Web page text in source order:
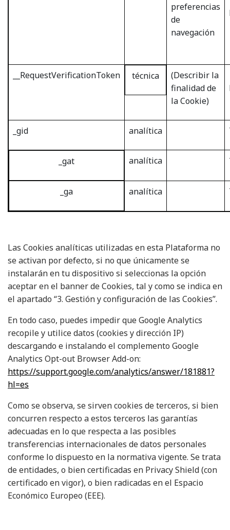
preferencias
de
navegación
__RequestVerificationToken técnica
(Describir la
finalidad de
la Cookie)
_gid analítica
_gat analítica
_ga analítica
Las Cookies analíticas utilizadas en esta Plataforma no
se activan por defecto, si no que únicamente se
instalarán en tu dispositivo si seleccionas la opción
aceptar en el banner de Cookies, tal y como se indica en
el apartado “3. Gestión y configuración de las Cookies”.
En todo caso, puedes impedir que Google Analytics
recopile y utilice datos (cookies y dirección IP)
descargando e instalando el complemento Google
Analytics Opt-out Browser Add-on:
https://support.google.com/analytics/answer/181881?
hl=es
Como se observa, se sirven cookies de terceros, si bien
concurren respecto a estos terceros las garantías
adecuadas en lo que respecta a las posibles
transferencias internacionales de datos personales
conforme lo dispuesto en la normativa vigente. Se trata
de entidades, o bien certificadas en Privacy Shield (con
certificado en vigor), o bien radicadas en el Espacio
Económico Europeo (EEE).